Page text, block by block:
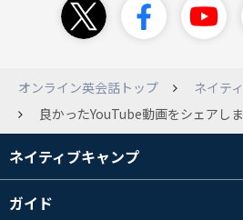
オンライン英会話トップ
ネイテ
良かったYouTube動画をシェアします。フィリピンのことが少しわかった動画です。先日お話した先生が、今コロナで職を失い、困っている人がたくさんいて、政府がお米を配給した話をしてくれました。でもそのお米は、古くて臭くて美味しくなかったのだけど、貧しい人たちは、お米だけをお醤油をかけて毎日食べているそうです。でもその人たちはとっても楽しそうなのよ！とその先生は笑っていました。い
ネイティブキャンプ
ガイド